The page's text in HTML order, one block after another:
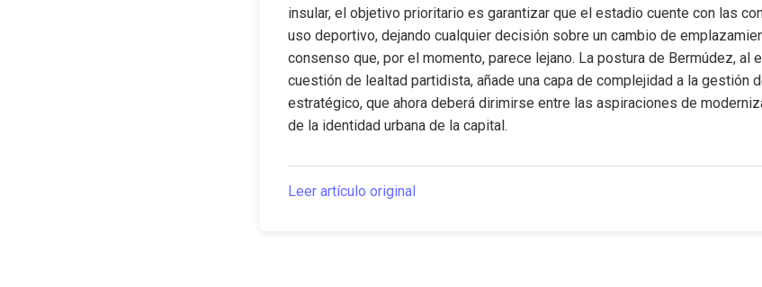
insular, el objetivo prioritario es garantizar que el estadio cuente con las
uso deportivo, dejando cualquier decisión sobre un cambio de
consenso que, por el momento, parece lejano. La postura de Bermúdez, al
cuestión de lealtad partidista, añade una capa de complejidad a la gestión
estratégico, que ahora deberá dirimirse entre las aspiraciones de
de la identidad urbana de la capital.
Leer artículo original